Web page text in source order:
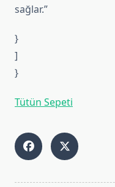
sağlar.”
}
]
}
Tütün Sepeti